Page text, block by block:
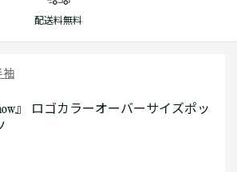
配送料無料
袖
』 ロゴカラーオーバーサイズポッ